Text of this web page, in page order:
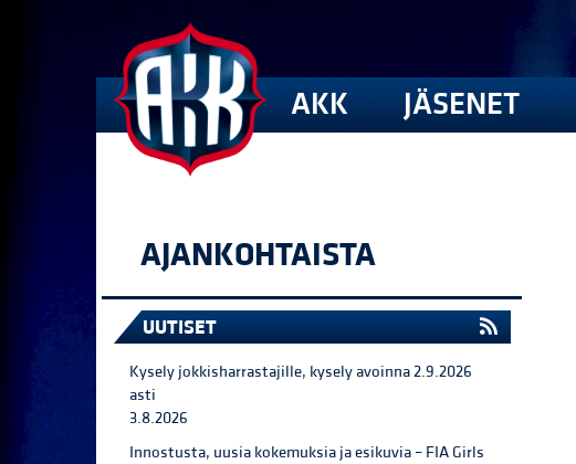
AKK JÄSENET
AJANKOHTAISTA
UUTISET
Kysely jokkisharrastajille, kysely avoinna 2.9.2026
asti
3.8.2026
Innostusta, uusia kokemuksia ja esikuvia – FIA Girls